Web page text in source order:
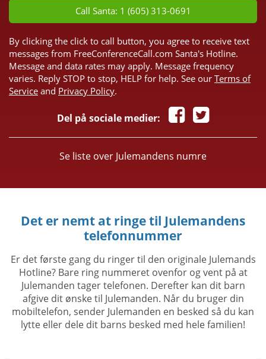
Call Santa: 1 (605) 313-0691
By clicking the click to call button, you agree to receive text
messages from FreeConferenceCall.com Santa's Hotline.
Message and data rates may apply. Message frequency
varies. Reply STOP to stop, HELP for help. See our Terms of
Service and Privacy Policy.
Del på sociale medier:
Se liste over Julemandens numre
Det er nemt at ringe til Julemandens
telefonnummer
Er det første gang du ringer til den originale Julemands
Hotline? Bare ring nummeret ovenfor og vent på at
Julemanden tager telefonen. Derefter kan dit barn
afgive dit ønske til Julemanden. Når du bruger din
mobiltelefon, sender Julemanden en besked så du kan
lytte eller dele dit barns besked med hele familien!